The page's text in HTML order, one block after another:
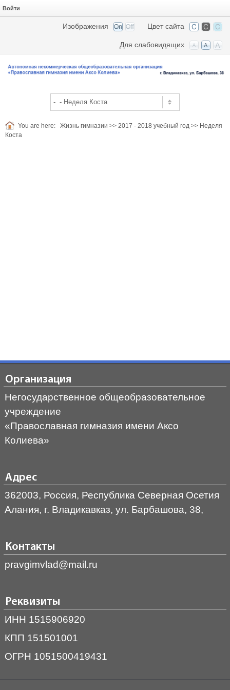
Войти
Цвет сайта
Изображения
Для слабовидящих
You are here: Жизнь гимназии >> 2017 - 2018 учебный год >> Неделя
Коста
Организация
Негосударственное общеобразовательное
учреждение
«Православная гимназия имени Аксо
Колиева»
Адрес
362003, Россия, Республика Северная Осетия
Алания, г. Владикавказ, ул. Барбашова, 38,
Контакты
pravgimvlad@mail.ru
Реквизиты
ИНН 1515906920
КПП 151501001
ОГРН 1051500419431